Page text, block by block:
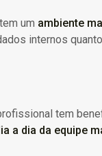
um ambiente
internos
tem
a dia da equipe